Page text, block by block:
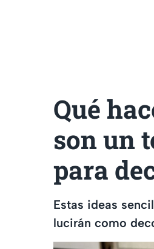
Qué
son un
para
Estas ideas
lucirán como